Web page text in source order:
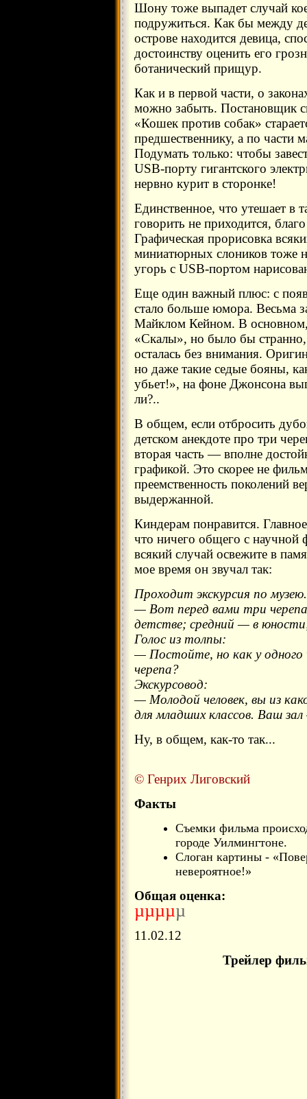
Шону тоже выпадет случай
подружиться. Как бы между
острове находится девица,
достоинству оценить его
ботанический прищур.
Как и в первой части, о
можно забыть. Постановщик
«Кошек против собак»
предшественнику, а по части
Подумать только: чтобы
USB-порту гигантского
нервно курит в сторонке!
Единственное, что утешает в
говорить не приходится,
Графическая прорисовка
миниатюрных слоников тоже
угорь с USB-портом
Еще один важный плюс: с
стало больше юмора. Весьма
Майклом Кейном. В
«Скалы», но было бы странно,
осталась без внимания.
но даже такие седые бояны,
убьет!», на фоне Джонсона
ли?..
В общем, если отбросить
детском анекдоте про три
вторая часть — вполне
графикой. Это скорее не
преемственность поколений
выдержанной.
Киндерам понравится.
что ничего общего с научной
всякий случай освежите в
мое время он звучал так:
Проходит экскурсия по
— Вот перед вами три
детстве; средний — в
Голос из толпы:
— Постойте, но как у одного
черепа?
Экскурсовод:
— Молодой человек, вы из
для младших классов. Ваш
Ну, в общем, как-то так...
© Генрих Лиговский
Факты
Съемки фильма
городе Уилмингтоне.
Слоган картины -
невероятное!»
Общая оценка:
µµµµµ
11.02.12
Трейлер